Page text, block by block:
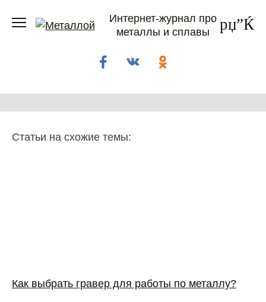
Интернет-журнал про
металлы и сплавы
Статьи на схожие темы:
Как выбрать гравер для работы по металлу?